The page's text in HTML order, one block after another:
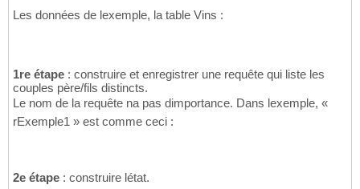
Les données de lexemple, la table Vins :
1re étape : construire et enregistrer une requête qui liste les
couples père/fils distincts.
Le nom de la requête na pas dimportance. Dans lexemple, «
rExemple1 » est comme ceci :
2e étape : construire létat.